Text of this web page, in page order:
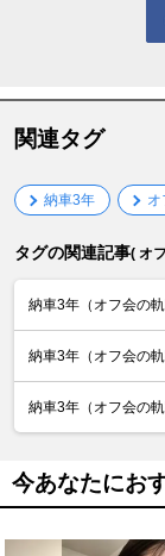
関連タグ
納車3年 オ
タグの関連記事( オ
納車3年（オフ会の
納車3年（オフ会の
納車3年（オフ会の
今あなたにお